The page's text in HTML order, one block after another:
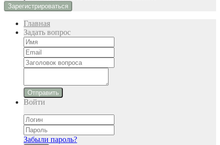
Главная
Задать вопрос
Отправить
Войти
Забыли пароль?